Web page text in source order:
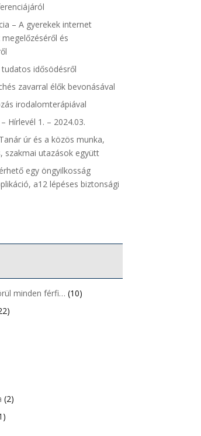
– A gyerekek internet
és
idősödésről
zavarral élők bevonásával
irodalomterápiával
Hírlevél 1. – 2024.03.
úr és a közös munka,
szakmai utazások együtt
egy öngyilkosság
a12 lépéses biztonsági
minden férfi… (10)
(2)